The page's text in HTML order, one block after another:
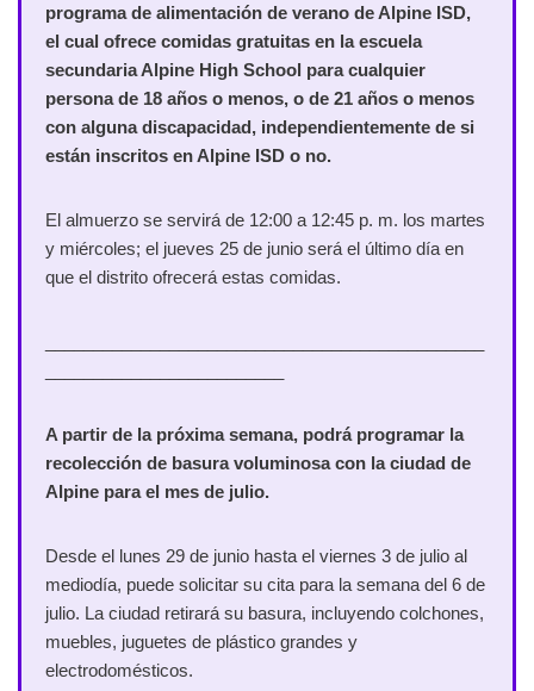
programa de alimentación de verano de Alpine ISD,
el cual ofrece comidas gratuitas en la escuela
secundaria Alpine High School para cualquier
persona de 18 años o menos, o de 21 años o menos
con alguna discapacidad, independientemente de si
están inscritos en Alpine ISD o no.
El almuerzo se servirá de 12:00 a 12:45 p. m. los martes
y miércoles; el jueves 25 de junio será el último día en
que el distrito ofrecerá estas comidas.
A partir de la próxima semana, podrá programar la
recolección de basura voluminosa con la ciudad de
Alpine para el mes de julio.
Desde el lunes 29 de junio hasta el viernes 3 de julio al
mediodía, puede solicitar su cita para la semana del 6 de
julio. La ciudad retirará su basura, incluyendo colchones,
muebles, juguetes de plástico grandes y
electrodomésticos.